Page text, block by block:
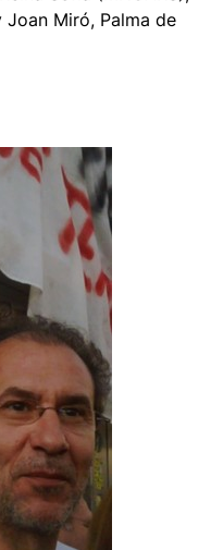
Miró, Palma de